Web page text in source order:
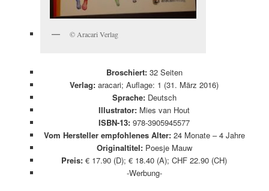
© Aracari Verlag
Broschiert:32 Seiten
Verlag: aracari; Auflage: 1 (31. März 2016)
Sprache:Deutsch
Illustrator: Mies van Hout
ISBN-13: 978-3905945577
Vom Hersteller empfohlenes Alter:24 Monate – 4 Jahre
Originaltitel:Poesje Mauw
Preis: € 17.90 (D); € 18.40 (A); CHF 22.90 (CH)
-Werbung-